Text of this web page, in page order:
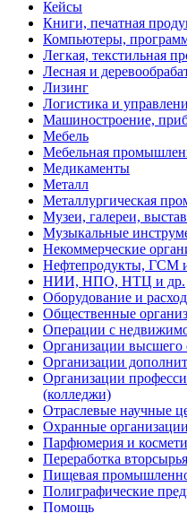
Кейсы
Книги, печатная
Компьютеры,
Легкая, текстильная
Лесная и
Лизинг
Логистика и
Машиностроение,
Мебель
Мебельная
Медикаменты
Металл
Металлургическая
Музеи, галереи,
Музыкальные
Некоммерческие
Нефтепродукты, ГСМ
НИИ, НПО, НТЦ и др.
Оборудование и
Общественные
Операции с
Организации высшего
Организации
Организации
(колледжи)
Отраслевые научные
Охранные организации
Парфюмерия и
Переработка вторсырья
Пищевая
Полиграфические
Помощь